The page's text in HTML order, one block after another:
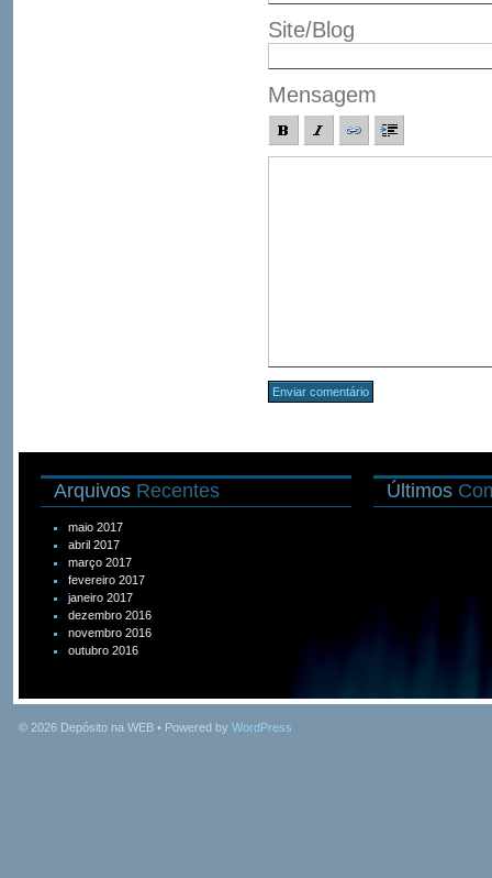
Site/Blog
Mensagem
Arquivos Recentes
maio 2017
abril 2017
março 2017
fevereiro 2017
janeiro 2017
dezembro 2016
novembro 2016
outubro 2016
Últimos
© 2026 Depósito na WEB • Powered by WordPress